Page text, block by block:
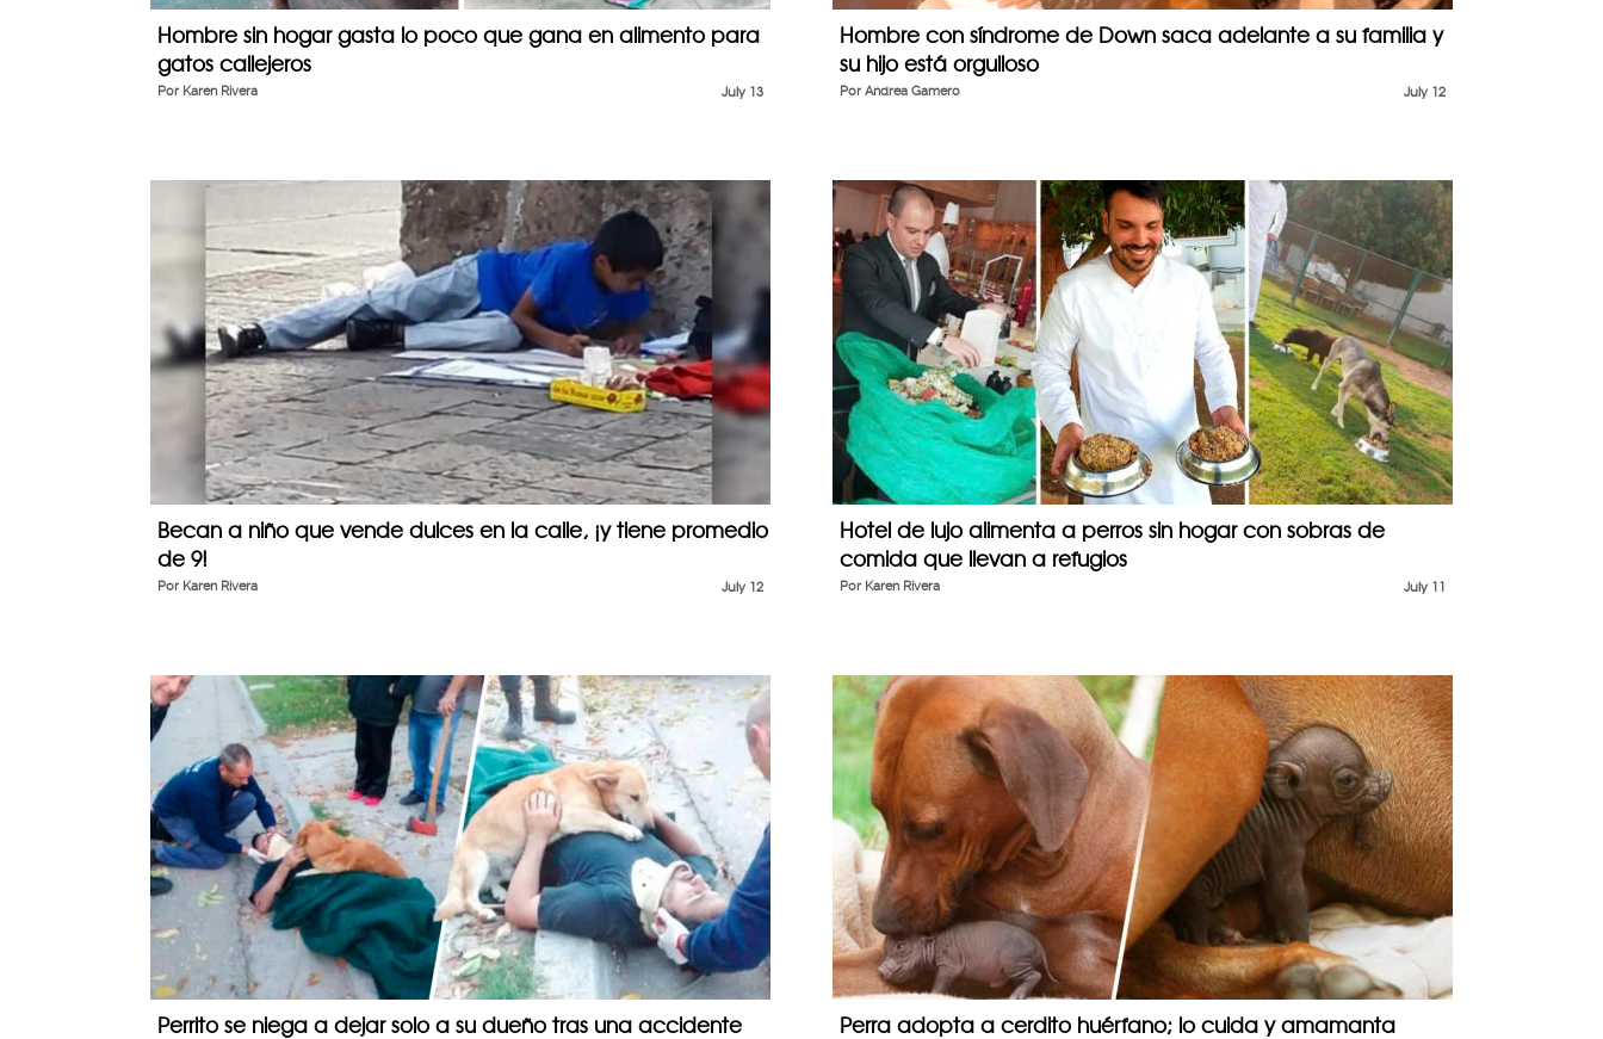
Hombre sin hogar gasta lo poco que gana en alimento para
gatos callejeros
July 13
Por Karen Rivera
Hombre con síndrome de Down saca adelante a su familia y
su hijo está orgulloso
July 12
Por Andrea Gamero
Becan a niño que vende dulces en la calle, ¡y tiene promedio
de 9!
July 12
Por Karen Rivera
Hotel de lujo alimenta a perros sin hogar con sobras de
comida que llevan a refugios
July 11
Por Karen Rivera
Perrito se niega a dejar solo a su dueño tras una accidente
Perra adopta a cerdito huérfano; lo cuida y amamanta